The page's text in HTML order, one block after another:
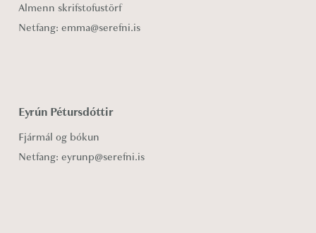
Almenn skrifstofustörf
Netfang: emma@serefni.is
Eyrún Pétursdóttir
Fjármál og bókun
Netfang: eyrunp@serefni.is